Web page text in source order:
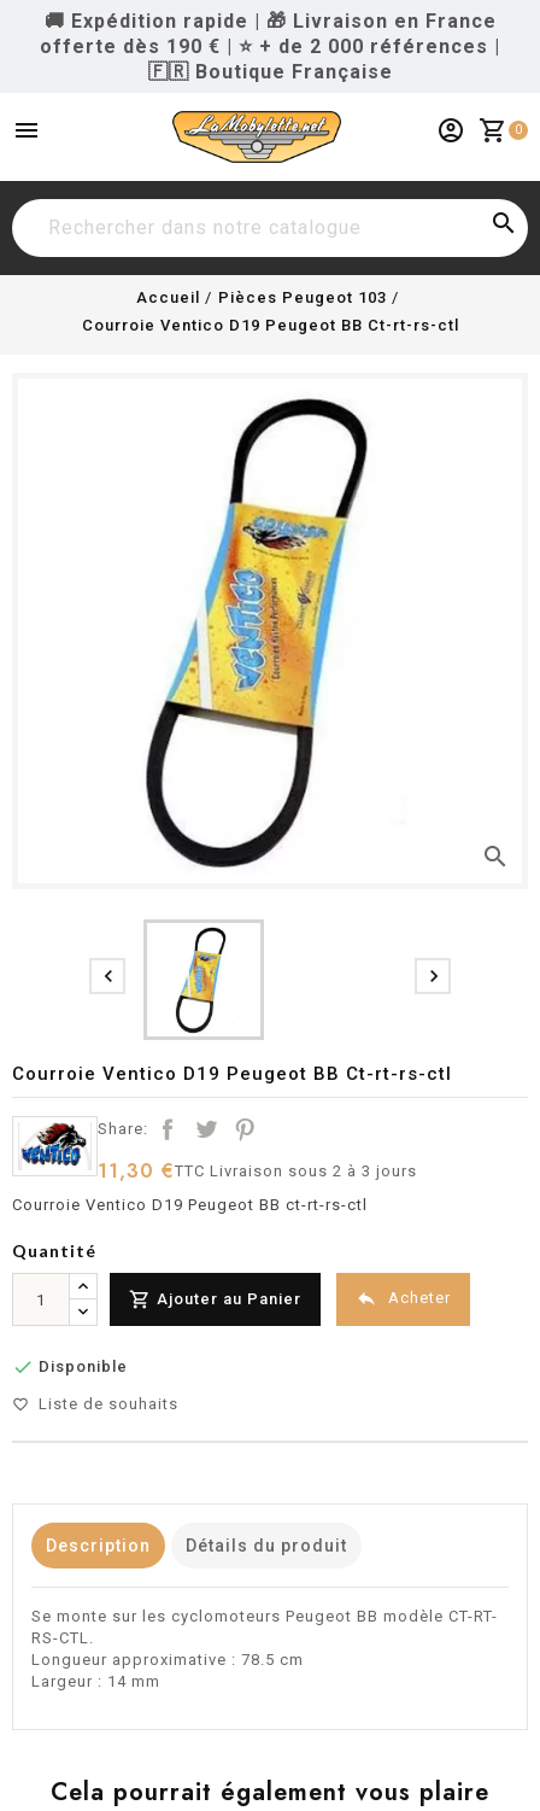
🚚 Expédition rapide | 🎁 Livraison en France
offerte dès 190 € | ⭐ + de 2 000 références |
🇫🇷 Boutique Française
menu shopping_cart 0
account_circle

Accueil
Pièces Peugeot 103
Courroie Ventico D19 Peugeot BB Ct-rt-rs-ctl
search
 
Courroie Ventico D19 Peugeot BB Ct-rt-rs-ctl
Share:
11,30 €TTCLivraison sous 2 à 3 jours
Courroie Ventico D19 Peugeot BB ct-rt-rs-ctl
Quantité
 Ajouter au Panier  Acheter
 Disponible
favorite_border Liste de souhaits
Description Détails du produit
Se monte sur les cyclomoteurs Peugeot BB modèle CT-RT-
RS-CTL.
Longueur approximative : 78.5 cm
Largeur : 14 mm
Cela pourrait également vous plaire